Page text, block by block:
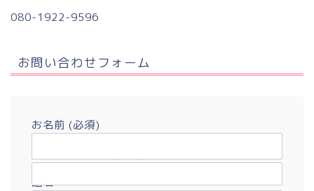
080-1922-9596
お問い合わせフォーム
お名前 (必須)
題名